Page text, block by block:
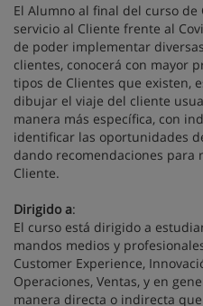
El Alumno al final del curso
servicio al Cliente frente al
de poder implementar
clientes, conocerá con mayor
tipos de Clientes que existen,
dibujar el viaje del cliente
manera más específica, con
identificar las oportunidades
dando recomendaciones para
Cliente.
Dirigido a:
El curso está dirigido a
mandos medios y
Customer Experience,
Operaciones, Ventas, y en
manera directa o indirecta